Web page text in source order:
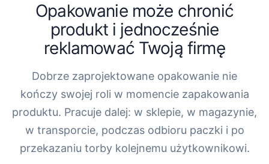
Opakowanie może chronić
produkt i jednocześnie
reklamować Twoją firmę
Dobrze zaprojektowane opakowanie nie
kończy swojej roli w momencie zapakowania
produktu. Pracuje dalej: w sklepie, w magazynie,
w transporcie, podczas odbioru paczki i po
przekazaniu torby kolejnemu użytkownikowi.